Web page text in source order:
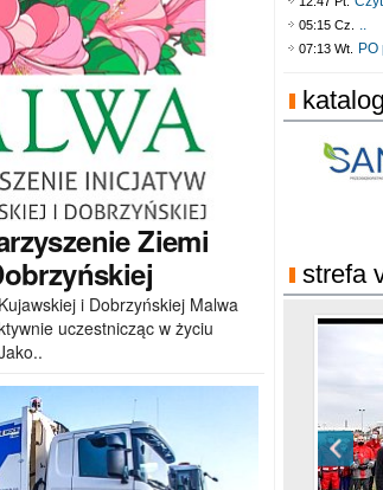
Ziemi
i Dobrzyńskiej Malwa
uczestnicząc w życiu
05:15 Cz. ..
07:13 Wt.
strefa
Ni
XXIII